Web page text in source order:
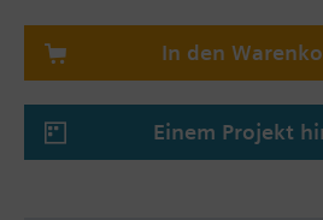
In den
Einem Projekt